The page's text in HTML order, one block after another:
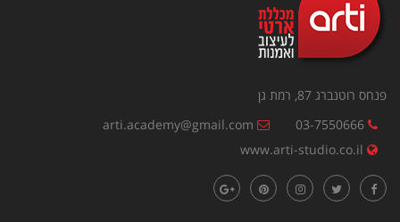
פנחס רוטנברג 87, רמת גן
03-7550666
arti.academy@gmail.com
www.arti-studio.co.il